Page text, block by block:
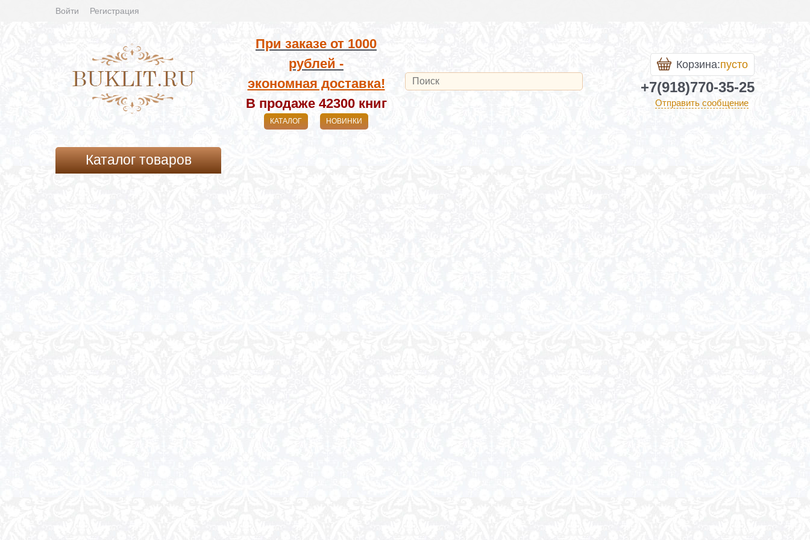
Войти Регистрация
При заказе от 1000
рублей -
экономная доставка!
В продаже 42300 книг
КАТАЛОГ НОВИНКИ
Корзина:пусто
+7(918)770-35-25
Отправить сообщение
Каталог товаров